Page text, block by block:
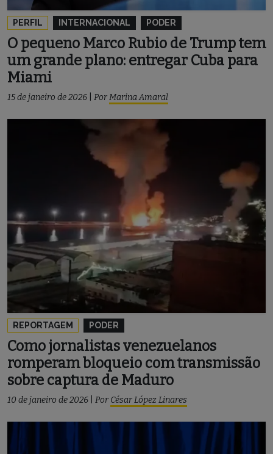
PERFIL INTERNACIONAL PODER
O pequeno Marco Rubio de Trump tem
um grande plano: entregar Cuba para
Miami
15 de janeiro de 2026 PorMarina Amaral
REPORTAGEM PODER
Como jornalistas venezuelanos
romperam bloqueio com transmissão
sobre captura de Maduro
10 de janeiro de 2026 Por César López Linares